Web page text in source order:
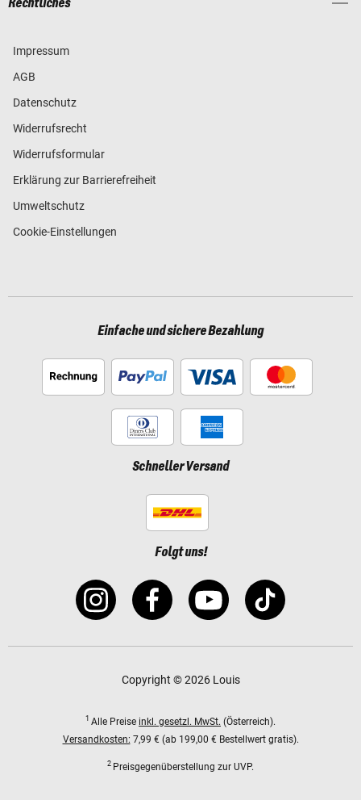
Rechtliches
Impressum
AGB
Datenschutz
Widerrufsrecht
Widerrufsformular
Erklärung zur Barrierefreiheit
Umweltschutz
Cookie-Einstellungen
Einfache und sichere Bezahlung
Schneller Versand
Folgt uns!
Copyright © 2026 Louis
1 Alle Preise inkl. gesetzl. MwSt. (Österreich).
Versandkosten: 7,99 € (ab 199,00 € Bestellwert gratis).
2 Preisgegenüberstellung zur UVP.